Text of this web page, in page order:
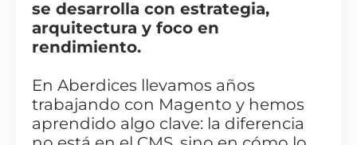
se desarrolla con estrategia,
arquitectura y foco en
rendimiento.
En Aberdices llevamos años
trabajando con Magento y hemos
aprendido algo clave: la diferencia